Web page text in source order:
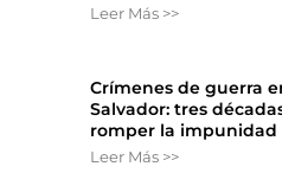
Leer Más >>
Crímenes de guerra
Salvador: tres
romper la impunidad
Leer Más >>